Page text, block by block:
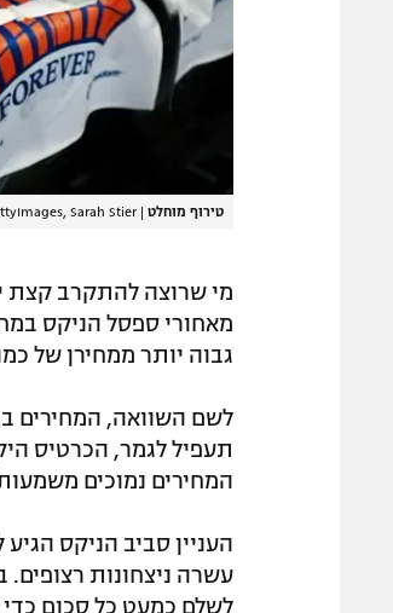
טירוף מוחלט |
Sarah Stier
גבוה יותר ממחירן של
לשם השוואה, המחירים
המחירים נמוכים משמעותית,
העניין סביב הניקס
לשלם כמעט כל סכום